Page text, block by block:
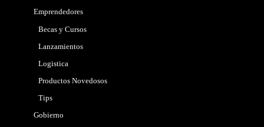
Emprendedores
Becas y Cursos
Lanzamientos
Logistica
Productos Novedosos
Tips
Gobierno